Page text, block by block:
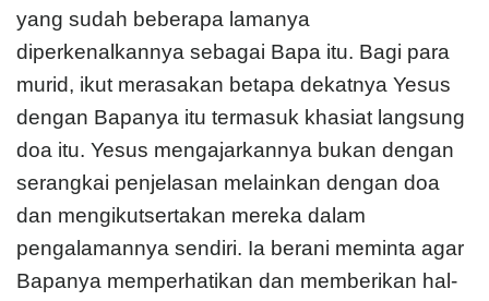
yang sudah beberapa lamanya
diperkenalkannya sebagai Bapa itu. Bagi para
murid, ikut merasakan betapa dekatnya Yesus
dengan Bapanya itu termasuk khasiat langsung
doa itu. Yesus mengajarkannya bukan dengan
serangkai penjelasan melainkan dengan doa
dan mengikutsertakan mereka dalam
pengalamannya sendiri. Ia berani meminta agar
Bapanya memperhatikan dan memberikan hal-